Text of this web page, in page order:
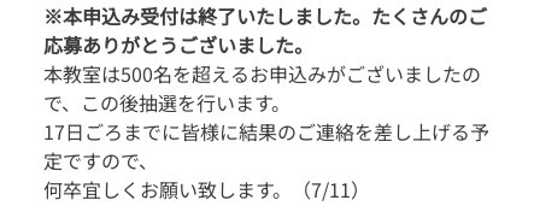
※本申込み受付は終了いたしました。たくさんのご
応募ありがとうございました。
本教室は500名を超えるお申込みがございましたの
で、この後抽選を行います。
17日ごろまでに皆様に結果のご連絡を差し上げる予
定ですので、
何卒宜しくお願い致します。（7/11）